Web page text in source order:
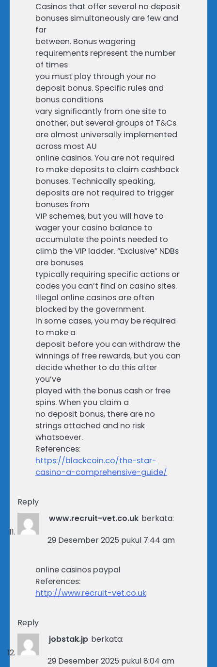
Casinos that offer several no deposit
bonuses simultaneously are few and
far
between. Bonus wagering
requirements represent the number
of times
you must play through your no
deposit bonus. Specific rules and
bonus conditions
vary significantly from one site to
another, but several groups of T&Cs
are almost universally implemented
across most AU
online casinos. You are not required
to make deposits to claim cashback
bonuses. Technically speaking,
deposits are not required to trigger
bonuses from
VIP schemes, but you will have to
wager your casino balance to
accumulate the points needed to
climb the VIP ladder. “Exclusive” NDBs
are bonuses
typically requiring specific actions or
codes you can’t find on casino sites.
Illegal online casinos are often
blocked by the government.
In some cases, you may be required
to make a
deposit before you can withdraw the
winnings of free rewards, but you can
decide whether to do this after
you’ve
played with the bonus cash or free
spins. When you claim a
no deposit bonus, there are no
strings attached and no risk
whatsoever.
References:
https://blackcoin.co/the-star-
casino-a-comprehensive-guide/
Reply
www.recruit-vet.co.uk berkata:
29 Desember 2025 pukul 7:44 am
online casinos paypal
References:
http://www.recruit-vet.co.uk
Reply
jobstak.jp berkata:
29 Desember 2025 pukul 8:04 am